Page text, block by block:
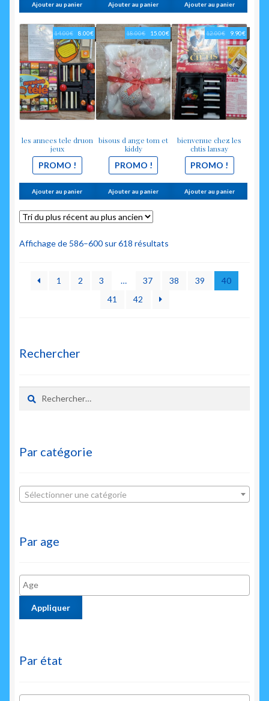
Ajouter au panier Ajouter au panier Ajouter au panier
les annees tele druon
jeux
PROMO !
14.00€ Le
prix
initial
était :
14.00€.
8.00€Le
prix
actuel
est :
8.00€.
Ajouter au panier
bisous d ange tom et
kiddy
PROMO !
18.00€ Le
prix
initial
était :
18.00€.
15.00€Le
prix
actuel
est :
15.00€.
Ajouter au panier
bienvenue chez les
chtis lansay
PROMO !
12.00€ Le
prix
initial
était :
12.00€.
9.90€Le
prix
actuel
est :
9.90€.
Ajouter au panier
Affichage de 586–600 sur 618 résultats
récent
1 2 3 … 37 38 39
40
41
42
Rechercher
Rechercher :
Par catégorie
Sélectionner une catégorie
Par age
Appliquer
Par état